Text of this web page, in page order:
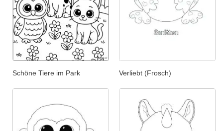
Schöne Tiere im Park Verliebt (Frosch)